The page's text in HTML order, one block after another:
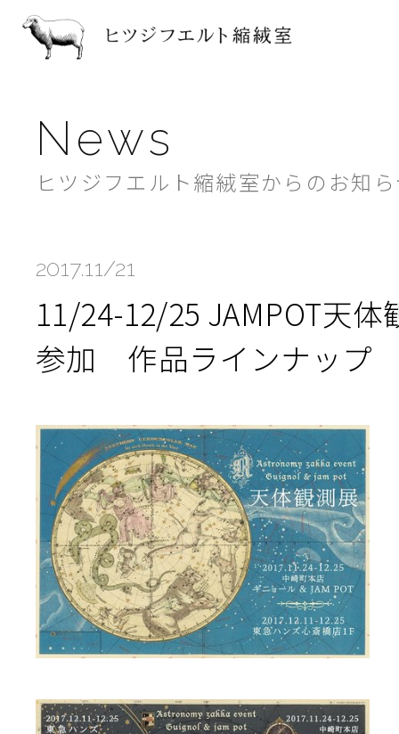
News
ヒツジフエルト縮絨室からのお知
2017.11/21
11/24-12/25 JAMPOT天体
参加 作品ラインナップ